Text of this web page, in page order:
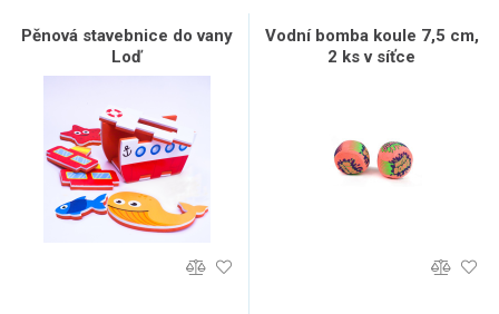
Pěnová stavebnice do vany
Loď
Vodní bomba koule 7,5 cm,
2 ks v síťce